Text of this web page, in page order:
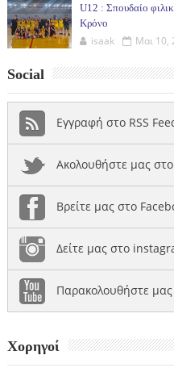
U12 : Σπουδαίο
Κρόνο
isaak Μαι 10,
Social
Εγγραφή στο RSS
Ακολουθήστε μας
Βρείτε μας στο
Δείτε μας στο
Παρακολουθήστε
Χορηγοί